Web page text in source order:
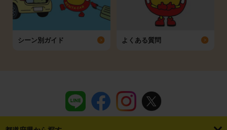
シーン別ガイド よくある質問